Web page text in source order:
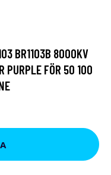
BR1103B 8000KV
PURPLE FÖR 50 100